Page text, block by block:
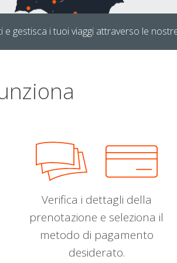
e gestisca i tuoi viaggi attraverso le
Verifica i dettagli della
prenotazione e seleziona il
metodo di pagamento
desiderato.